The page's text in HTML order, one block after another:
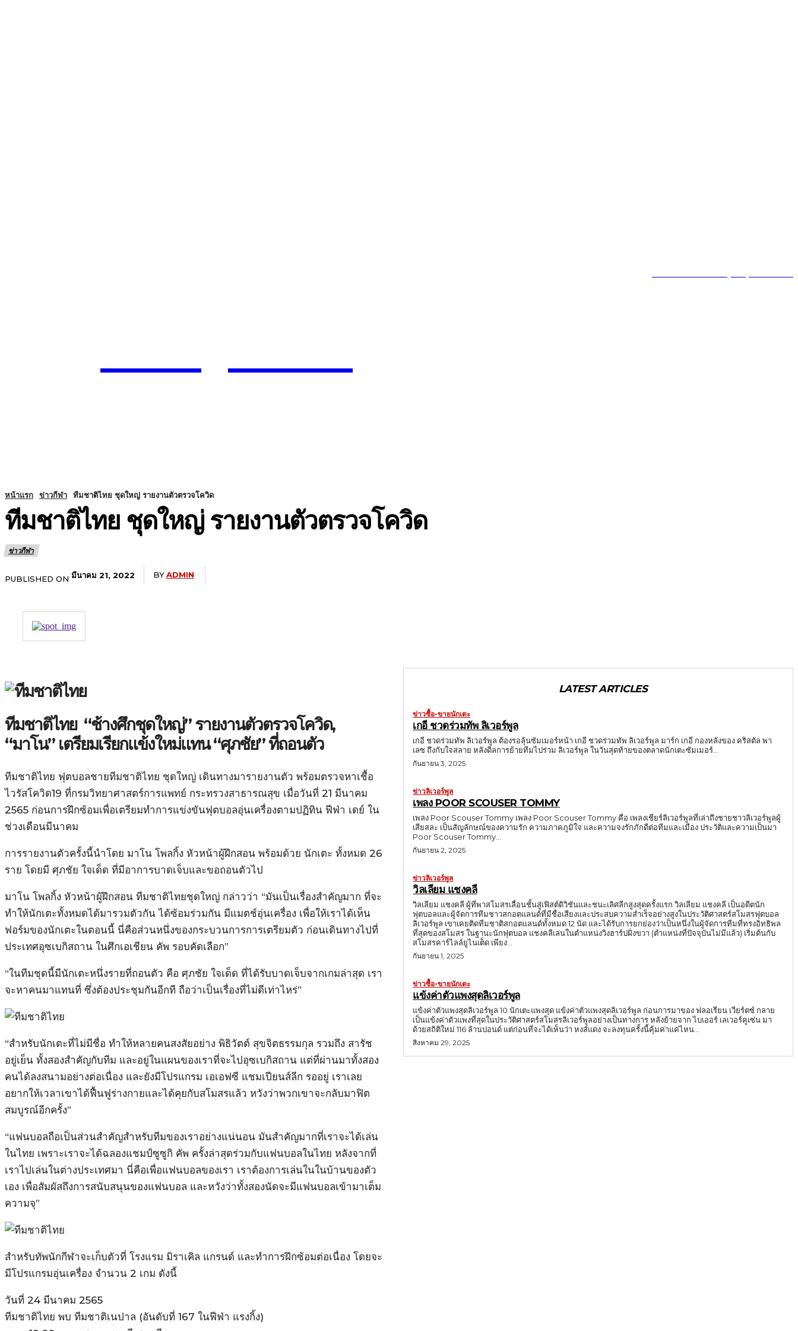
หน้าแรก ข่าวกีฬา ทีมชาติไทย ชุดใหญ่ รายงานตัวตรวจโควิด
ทีมชาติไทย ชุดใหญ่ รายงานตัวตรวจโควิด
ข่าวกีฬา
PUBLISHED ON มีนาคม 21, 2022 BYADMIN
ทีมชาติไทย “ช้างศึกชุดใหญ่” รายงานตัวตรวจโควิด,
“มาโน” เตรียมเรียกแข้งใหม่แทน “ศุภชัย” ที่ถอนตัว
ทีมชาติไทย ฟุตบอลชายทีมชาติไทย ชุดใหญ่ เดินทางมารายงานตัว พร้อมตรวจหาเชื้อ
ไวรัสโควิด19 ที่กรมวิทยาศาสตร์การแพทย์ กระทรวงสาธารณสุข เมื่อวันที่ 21 มีนาคม
2565 ก่อนการฝึกซ้อมเพื่อเตรียมทำการแข่งขันฟุตบอลอุ่นเครื่องตามปฏิทิน ฟีฟ่า เดย์ ใน
ช่วงเดือนมีนาคม
การรายงานตัวครั้งนี้นำโดย มาโน โพลกิ้ง หัวหน้าผู้ฝึกสอน พร้อมด้วย นักเตะ ทั้งหมด 26
ราย โดยมี ศุภชัย ใจเด็ด ที่มีอาการบาดเจ็บและขอถอนตัวไป
มาโน โพลกิ้ง หัวหน้าผู้ฝึกสอน ทีมชาติไทยชุดใหญ่ กล่าวว่า “มันเป็นเรื่องสำคัญมาก ที่จะ
ทำให้นักเตะทั้งหมดได้มารวมตัวกัน ได้ซ้อมร่วมกัน มีแมตช์อุ่นเครื่อง เพื่อให้เราได้เห็น
ฟอร์มของนักเตะในตอนนี้ นี่คือส่วนหนึ่งของกระบวนการการเตรียมตัว ก่อนเดินทางไปที่
ประเทศอุซเบกิสถาน ในศึกเอเชียน คัพ รอบคัดเลือก”
“ในทีมชุดนี้มีนักเตะหนึ่งรายที่ถอนตัว คือ ศุภชัย ใจเด็ด ที่ได้รับบาดเจ็บจากเกมล่าสุด เรา
จะหาคนมาแทนที่ ซึ่งต้องประชุมกันอีกที ถือว่าเป็นเรื่องที่ไม่ดีเท่าไหร่”
“สำหรับนักเตะที่ไม่มีชื่อ ทำให้หลายคนสงสัยอย่าง พิธิวัตต์ สุขจิตธรรมกุล รวมถึง สารัช
อยู่เย็น ทั้งสองสำคัญกับทีม และอยู่ในแผนของเราที่จะไปอุซเบกิสถาน แต่ที่ผ่านมาทั้งสอง
คนได้ลงสนามอย่างต่อเนื่อง และยังมีโปรแกรม เอเอฟซี แชมเปียนส์ลีก รออยู่ เราเลย
อยากให้เวลาเขาได้ฟื้นฟูร่างกายและได้คุยกับสโมสรแล้ว หวังว่าพวกเขาจะกลับมาฟิต
สมบูรณ์อีกครั้ง”
“แฟนบอลถือเป็นส่วนสำคัญสำหรับทีมของเราอย่างแน่นอน มันสำคัญมากที่เราจะได้เล่น
ในไทย เพราะเราจะได้ฉลองแชมป์ซูซูกิ คัพ ครั้งล่าสุดร่วมกับแฟนบอลในไทย หลังจากที่
เราไปเล่นในต่างประเทศมา นี่คือเพื่อแฟนบอลของเรา เราต้องการเล่นในในบ้านของตัว
เอง เพื่อสัมผัสถึงการสนับสนุนของแฟนบอล และหวังว่าทั้งสองนัดจะมีแฟนบอลเข้ามาเต็ม
ความจุ”
สำหรับทัพนักกีฬาจะเก็บตัวที่ โรงแรม มิราเคิล แกรนด์ และทำการฝึกซ้อมต่อเนื่อง โดยจะ
มีโปรแกรมอุ่นเครื่อง จำนวน 2 เกม ดังนี้
วันที่ 24 มีนาคม 2565
ทีมชาติไทย พบ ทีมชาติเนปาล (อันดับที่ 167 ในฟีฟ่า แรงกิ้ง)
LATEST ARTICLES
ข่าวซื้อ-ขายนักเตะ
เกอี ชวดร่วมทัพ ลิเวอร์พูล
เกอี ชวดร่วมทัพ ลิเวอร์พูล ต้องรอลุ้นซัมเมอร์หน้า เกอี ชวดร่วมทัพ ลิเวอร์พูล มาร์ก เกอี กองหลังของ คริสตัล พา
เลซ ถึงกับใจสลาย หลังดีลการย้ายทีมไปร่วม ลิเวอร์พูล ในวันสุดท้ายของตลาดนักเตะซัมเมอร์...
กันยายน 3, 2025
ข่าวลิเวอร์พูล
เพลง POOR SCOUSER TOMMY
เพลง Poor Scouser Tommy เพลง Poor Scouser Tommy คือ เพลงเชียร์ลิเวอร์พูลที่เล่าถึงชายชาวลิเวอร์พูลผู้
เสียสละ เป็นสัญลักษณ์ของความรัก ความภาคภูมิใจ และความจงรักภักดีต่อทีมและเมือง ประวัติและความเป็นมา
Poor Scouser Tommy...
กันยายน 2, 2025
ข่าวลิเวอร์พูล
วิลเลียม แชงคลี
วิลเลียม แชงคลี ผู้ที่พาสโมสรเลื่อนชั้นสู่เฟิสต์ดิวิชันและชนะเลิศลีกสูงสุดครั้งแรก วิลเลียม แชงคลี เป็นอดีตนัก
ฟุตบอลและผู้จัดการทีมชาวสกอตแลนด์ที่มีชื่อเสียงและประสบความสำเร็จอย่างสูงในประวัติศาสตร์สโมสรฟุตบอล
ลิเวอร์พูล เขาเคยติดทีมชาติสกอตแลนด์ทั้งหมด 12 นัด และได้รับการยกย่องว่าเป็นหนึ่งในผู้จัดการทีมที่ทรงอิทธิพล
ที่สุดของสโมสร ในฐานะนักฟุตบอล แชงคลีเล่นในตำแหน่งวิงฮาร์ปฝั่งขวา (ตำแหน่งที่ปัจจุบันไม่มีแล้ว) เริ่มต้นกับ
สโมสรคาร์ไลล์ยูไนเต็ด เพียง...
กันยายน 1, 2025
ข่าวซื้อ-ขายนักเตะ
แข้งค่าตัวแพงสุดลิเวอร์พูล
แข้งค่าตัวแพงสุดลิเวอร์พูล 10 นักเตะแพงสุด แข้งค่าตัวแพงสุดลิเวอร์พูล ก่อนการมาของ ฟลอเรียน เวียร์ตซ์ กลาย
เป็นแข้งค่าตัวแพงที่สุดในประวัติศาสตร์สโมสรลิเวอร์พูลอย่างเป็นทางการ หลังย้ายจาก ไบเออร์ เลเวอร์คูเซ่น มา
ด้วยสถิติใหม่ 116 ล้านปอนด์ แต่ก่อนที่จะได้เห็นว่า หงส์แดง จะลงทุนครั้งนี้คุ้มค่าแค่ไหน...
สิงหาคม 29, 2025